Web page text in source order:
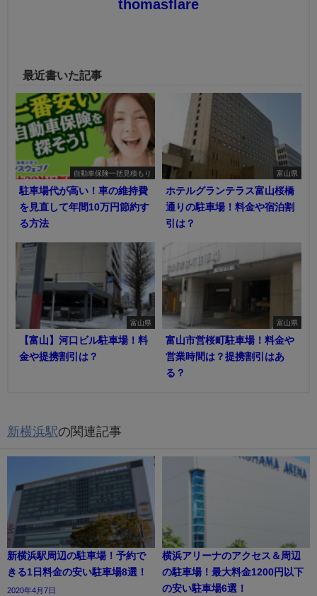
thomasflare
最近書いた記事
自動車保険一括見積もり
駐車場代が高い！車の維持費
を見直して年間10万円節約す
る方法
富山県
ホテルグランテラス富山桜橋
通りの駐車場！料金や宿泊割
引は？
富山県
【富山】河口ビル駐車場！料
金や提携割引は？
富山県
富山市営桜町駐車場！料金や
営業時間は？提携割引はあ
る？
新横浜駅の関連記事
新横浜駅周辺の駐車場！予約で
きる1日料金の安い駐車場8選！
2020年4月7日
横浜アリーナのアクセス＆周辺
の駐車場！最大料金1200円以下
の安い駐車場6選！